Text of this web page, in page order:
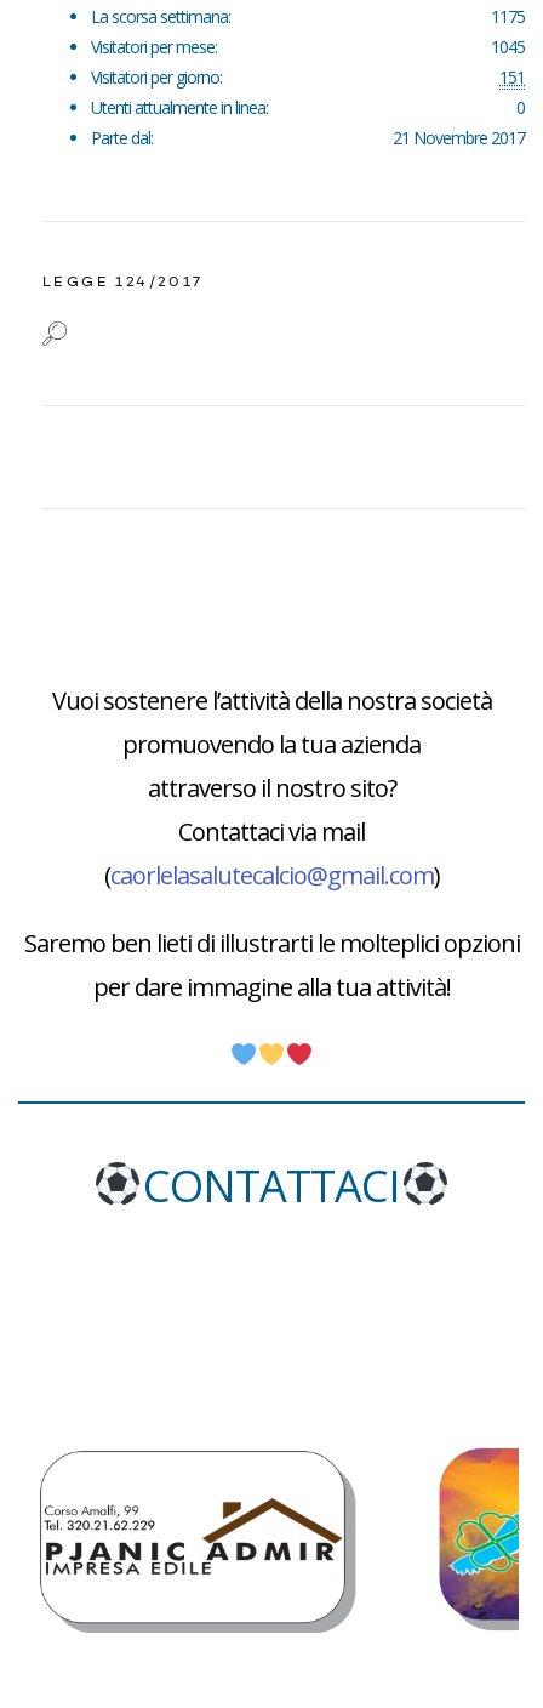
1175
La scorsa settimana:
1045
Visitatori per mese:
151
Visitatori per giorno:
0
Utenti attualmente in linea:
21 Novembre 2017
Parte dal:
LEGGE 124/2017
Vuoi sostenere l’attività della nostra società
promuovendo la tua azienda
attraverso il nostro sito?
Contattaci via mail
(caorlelasalutecalcio@gmail.com)
Saremo ben lieti di illustrarti le molteplici opzioni
per dare immagine alla tua attività!
CONTATTACI